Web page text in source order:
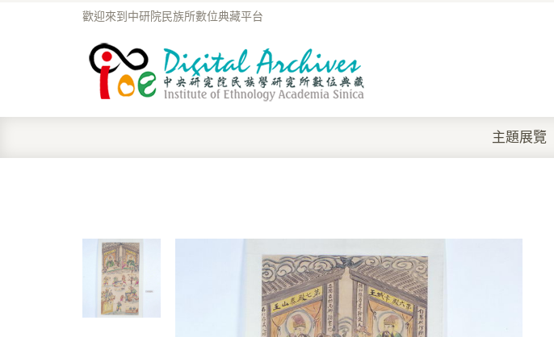
歡迎來到中研院民族所數位典藏平台
主題展覽